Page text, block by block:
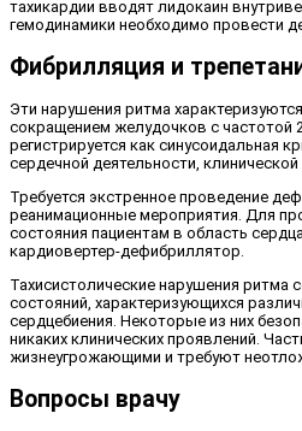
тахикардии вводят лидокаин
гемодинамики необходимо провести
Фибрилляция и
Эти нарушения ритма
сокращением желудочков с частотой
регистрируется как синусоидальная
сердечной деятельности, клинической
Требуется экстренное проведение
реанимационные мероприятия. Для
состояния пациентам в область
кардиовертер-дефибриллятор.
Тахисистолические нарушения ритма
состояний, характеризующихся
сердцебиения. Некоторые из них
никаких клинических проявлений.
жизнеугрожающими и требуют
Вопросы врачу